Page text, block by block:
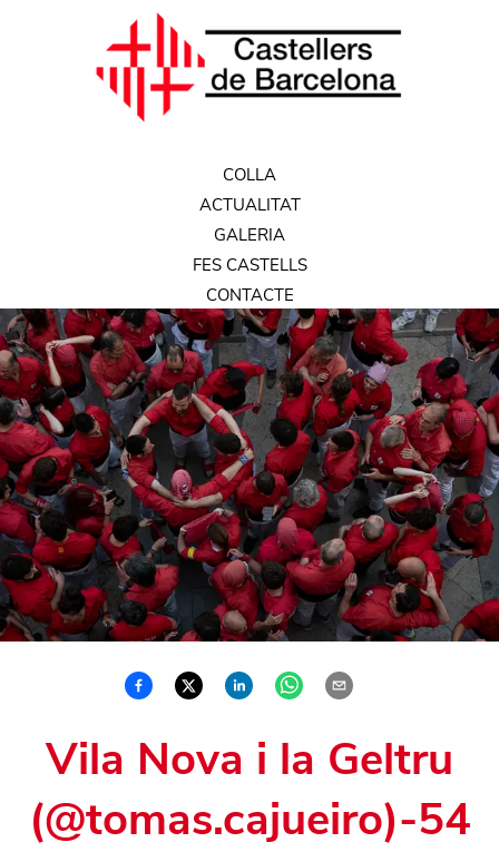
COLLA
ACTUALITAT
GALERIA
FES CASTELLS
CONTACTE
Vila Nova i la Geltru
(@tomas.cajueiro)-54